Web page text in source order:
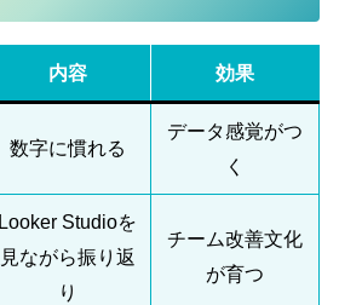
内容 効果
数字に慣れる
データ感覚がつ
く
Looker Studioを
見ながら振り返
り
チーム改善文化
が育つ